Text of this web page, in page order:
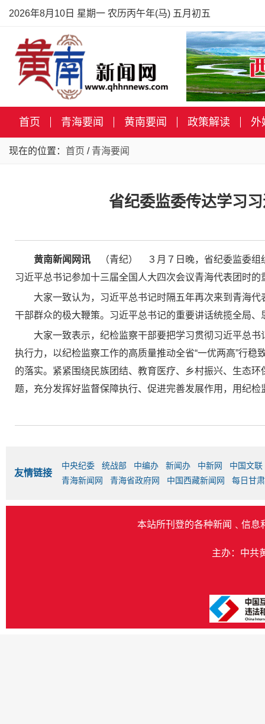
2026年8月10日 星期一 农历丙午年(马) 五月初五
首页 青海要闻 黄南要闻 政策解读 外
现在的位置： 首页 / 青海要闻
省纪委监委传达学习
黄南新闻网讯
（青纪） ３月７日晚，省纪委监委组
习近平总书记参加十三届全国人大四次会议青海代表团时的
大家一致认为，习近平总书记时隔五年再次来到青海
干部群众的极大鞭策。习近平总书记的重要讲话统揽全局
大家一致表示，纪检监察干部要把学习贯彻习近平总
执行力，以纪检监察工作的高质量推动全省“一优两高”行
的落实。紧紧围绕民族团结、教育医疗、乡村振兴、生态
题，充分发挥好监督保障执行、促进完善发展作用，用纪
友情链接
中央纪委 统战部 中编办 新闻办 中新网
中国文联
青海新闻网
青海省政府网 中国西藏新闻网 每日甘
本站所刊登的各种新闻﹑信息
主办：中共